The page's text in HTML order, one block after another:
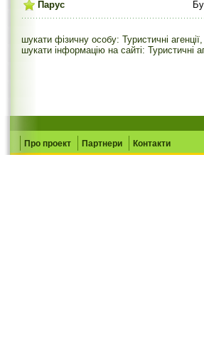
Парус
шукати фізичну особу: Туристичні
шукати інформацію на сайті: Туристичні
Про проект Партнери Контакти